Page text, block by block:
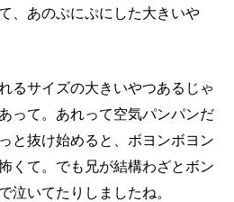
、あのぷにぷにした大きいや
るサイズの大きいやつあるじゃ
って。あれって空気パンパンだ
と抜け始めると、ボヨンボヨン
くて。でも兄が結構わざとボン
泣いてたりしましたね。